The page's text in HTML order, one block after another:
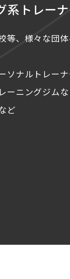
系 トレー
等、様々な団
ソナルトレー
ーニングジム
ど